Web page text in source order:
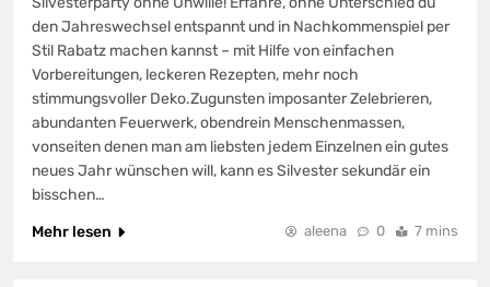
den Jahreswechsel entspannt und in Nachkommenspiel per
Stil Rabatz machen kannst – mit Hilfe von einfachen
Vorbereitungen, leckeren Rezepten, mehr noch
stimmungsvoller Deko.Zugunsten imposanter Zelebrieren,
abundanten Feuerwerk, obendrein Menschenmassen,
vonseiten denen man am liebsten jedem Einzelnen ein gutes
neues Jahr wünschen will, kann es Silvester sekundär ein
bisschen…
Mehr lesen
aleena 0 7 mins